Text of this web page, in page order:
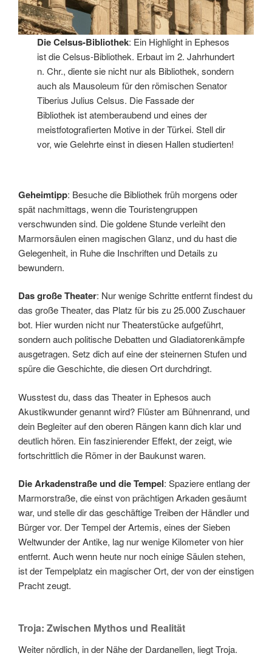
Die Celsus-Bibliothek: Ein Highlight in Ephesos
ist die Celsus-Bibliothek. Erbaut im 2. Jahrhundert
n. Chr., diente sie nicht nur als Bibliothek, sondern
auch als Mausoleum für den römischen Senator
Tiberius Julius Celsus. Die Fassade der
Bibliothek ist atemberaubend und eines der
meistfotografierten Motive in der Türkei. Stell dir
vor, wie Gelehrte einst in diesen Hallen studierten!
Geheimtipp: Besuche die Bibliothek früh morgens oder
spät nachmittags, wenn die Touristengruppen
verschwunden sind. Die goldene Stunde verleiht den
Marmorsäulen einen magischen Glanz, und du hast die
Gelegenheit, in Ruhe die Inschriften und Details zu
bewundern.
Das große Theater: Nur wenige Schritte entfernt findest du
das große Theater, das Platz für bis zu 25.000 Zuschauer
bot. Hier wurden nicht nur Theaterstücke aufgeführt,
sondern auch politische Debatten und Gladiatorenkämpfe
ausgetragen. Setz dich auf eine der steinernen Stufen und
spüre die Geschichte, die diesen Ort durchdringt.
Wusstest du, dass das Theater in Ephesos auch
Akustikwunder genannt wird? Flüster am Bühnenrand, und
dein Begleiter auf den oberen Rängen kann dich klar und
deutlich hören. Ein faszinierender Effekt, der zeigt, wie
fortschrittlich die Römer in der Baukunst waren.
Die Arkadenstraße und die Tempel: Spaziere entlang der
Marmorstraße, die einst von prächtigen Arkaden gesäumt
war, und stelle dir das geschäftige Treiben der Händler und
Bürger vor. Der Tempel der Artemis, eines der Sieben
Weltwunder der Antike, lag nur wenige Kilometer von hier
entfernt. Auch wenn heute nur noch einige Säulen stehen,
ist der Tempelplatz ein magischer Ort, der von der einstigen
Pracht zeugt.
Troja: Zwischen Mythos und Realität
Weiter nördlich, in der Nähe der Dardanellen, liegt Troja.